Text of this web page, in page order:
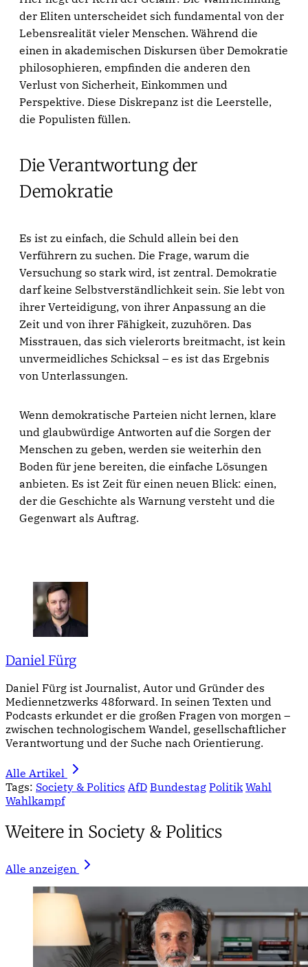
der Eliten unterscheidet sich fundamental von der
Lebensrealität vieler Menschen. Während die
einen in akademischen Diskursen über Demokratie
philosophieren, empfinden die anderen den
Verlust von Sicherheit, Einkommen und
Perspektive. Diese Diskrepanz ist die Leerstelle,
die Populisten füllen.
Die Verantwortung der
Demokratie
Es ist zu einfach, die Schuld allein bei den
Verführern zu suchen. Die Frage, warum die
Versuchung so stark wird, ist zentral. Demokratie
darf keine Selbstverständlichkeit sein. Sie lebt von
ihrer Verteidigung, von ihrer Anpassung an die
Zeit und von ihrer Fähigkeit, zuzuhören. Das
Misstrauen, das sich vielerorts breitmacht, ist kein
unvermeidliches Schicksal – es ist das Ergebnis
von Unterlassungen.
Wenn demokratische Parteien nicht lernen, klare
und glaubwürdige Antworten auf die Sorgen der
Menschen zu geben, werden sie weiterhin den
Boden für jene bereiten, die einfache Lösungen
anbieten. Es ist Zeit für einen neuen Blick: einen,
der die Geschichte als Warnung versteht und die
Gegenwart als Auftrag.
Daniel Fürg
Daniel Fürg ist Journalist, Autor und Gründer des
Mediennetzwerks 48forward. In seinen Texten und
Podcasts erkundet er die großen Fragen von morgen –
zwischen technologischem Wandel, gesellschaftlicher
Verantwortung und der Suche nach Orientierung.
Alle Artikel
Tags: Society & Politics AfD Bundestag Politik Wahl
Wahlkampf
Weitere in Society & Politics
Alle anzeigen